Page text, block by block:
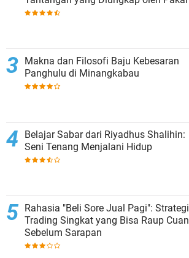
Makna dan Filosofi Baju Kebesaran
Panghulu di Minangkabau
Belajar Sabar dari Riyadhus Shalihin:
Seni Tenang Menjalani Hidup
Rahasia "Beli Sore Jual Pagi": Strategi
Trading Singkat yang Bisa Raup Cuan
Sebelum Sarapan